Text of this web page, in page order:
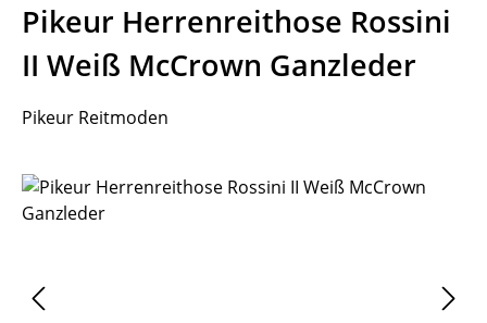
Pikeur Herrenreithose Rossini
II Weiß McCrown Ganzleder
Pikeur Reitmoden
Bildergalerie überspringen